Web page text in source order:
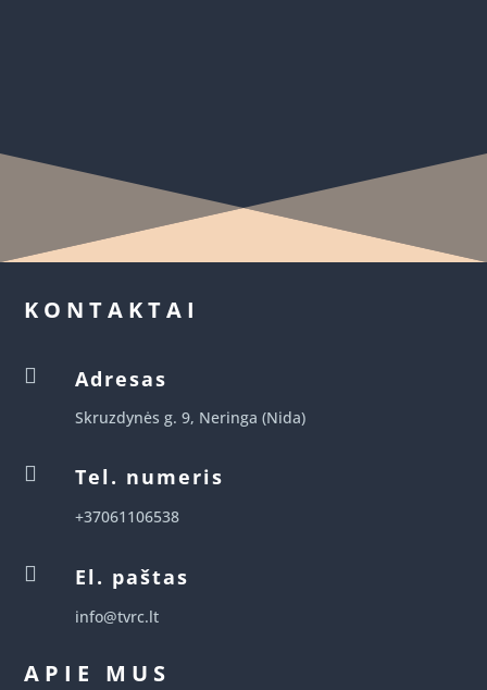
KONTAKTAI
 Adresas
Skruzdynės g. 9, Neringa (Nida)
 Tel. numeris
+37061106538
 El. paštas
info@tvrc.lt
APIE MUS